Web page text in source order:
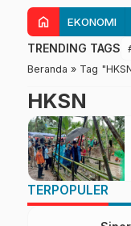
home EKONOMI
TRENDING TAGS
Beranda » Tag
HKSN
TERPOPULER